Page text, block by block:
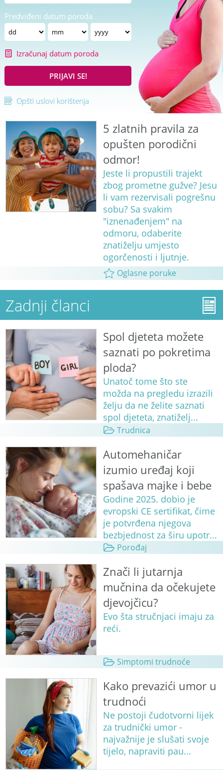
Predviđeni datum poroda
Izračunaj datum poroda
PRIJAVI SE!
Opšti uslovi korištenja
5 zlatnih pravila za
opušten porodični
odmor!
Jeste li propustili trajekt
zbog prometne gužve? Jesu
li vam rezervisali pogrešnu
sobu? Sa svakim
"iznenađenjem" na
odmoru, odaberite
znatiželju umjesto
ogorčenosti i ljutnje.
Oglasne poruke
Zadnji članci
Spol djeteta možete
saznati po pokretima
ploda?
Unatoč tome što ste
možda na pregledu izrazili
želju da ne želite saznati
spol djeteta, znatiželj...
Trudnica
Automehaničar
izumio uređaj koji
spašava majke i bebe
Godine 2025. dobio je
evropski CE sertifikat, čime
je potvrđena njegova
bezbjednost za širu upotr...
Porođaj
Znači li jutarnja
mučnina da očekujete
djevojčicu?
Evo šta stručnjaci imaju za
reći.
Simptomi trudnoće
Kako prevazići umor u
trudnoći
Ne postoji čudotvorni lijek
za trudnički umor -
najvažnije je slušati svoje
tijelo, napraviti pau...